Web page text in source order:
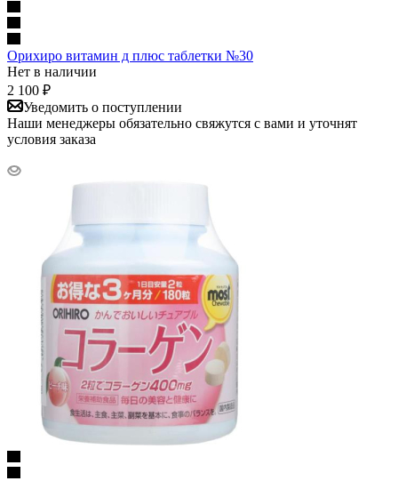
Орихиро витамин д плюс таблетки №30
Нет в наличии
2 100 ₽
Уведомить о поступлении
Наши менеджеры обязательно свяжутся с вами и уточнят
условия заказа